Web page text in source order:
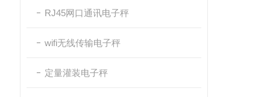
RJ45网口通讯电子秤
wifi无线传输电子秤
定量灌装电子秤